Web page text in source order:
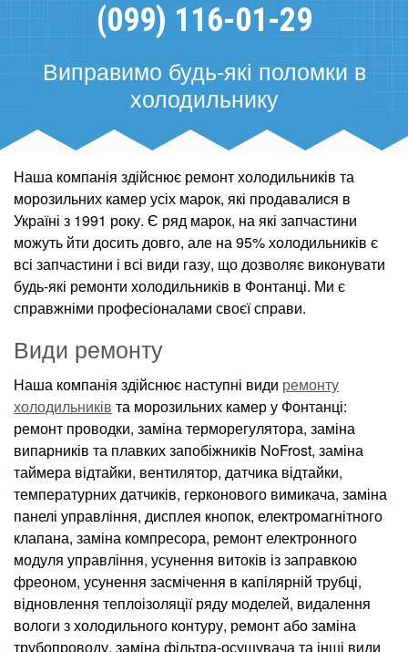
(099) 116-01-29
Виправимо будь-які поломки в
холодильнику
Наша компанія здійснює ремонт холодильників та
морозильних камер усіх марок, які продавалися в
Україні з 1991 року. Є ряд марок, на які запчастини
можуть йти досить довго, але на 95% холодильників є
всі запчастини і всі види газу, що дозволяє виконувати
будь-які ремонти холодильників в Фонтанці. Ми є
справжніми професіоналами своєї справи.
Види ремонту
Наша компанія здійснює наступні види ремонту
холодильників та морозильних камер у Фонтанці:
ремонт проводки, заміна терморегулятора, заміна
випарників та плавких запобіжників NoFrost, заміна
таймера відтайки, вентилятор, датчика відтайки,
температурних датчиків, герконового вимикача, заміна
панелі управління, дисплея кнопок, електромагнітного
клапана, заміна компресора, ремонт електронного
модуля управління, усунення витоків із заправкою
фреоном, усунення засмічення в капілярній трубці,
відновлення теплоізоляції ряду моделей, видалення
вологи з холодильного контуру, ремонт або заміна
трубопроводу, заміна фільтра-осушувача та інші види